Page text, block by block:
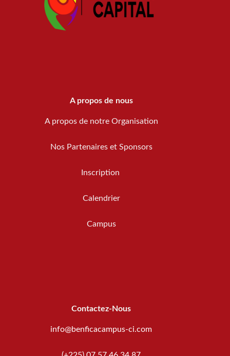
A propos de nous
A propos de notre Organisation
Nos Partenaires et Sponsors
Inscription
Calendrier
Campus
Contactez-Nous
info@benficacampus-ci.com